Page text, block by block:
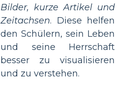
Bilder, kurze Artikel und
Zeitachsen. Diese helfen
den Schülern, sein Leben
und seine Herrschaft
besser zu visualisieren
und zu verstehen.